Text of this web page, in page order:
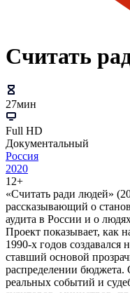
Считать
27мин
Full HD
Документальный
Россия
2020
12+
«Считать ради людей»
рассказывающий о
аудита в России и о
Проект показывает, как
1990-х годов
ставший основой
распределении бюджета.
реальных событий и